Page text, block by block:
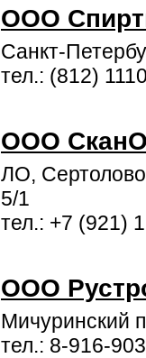
ООО
Санкт-
тел.: (812)
ООО
ЛО,
5/1
тел.: +7 (921)
ООО
Мичуринский
тел.: 8-916-